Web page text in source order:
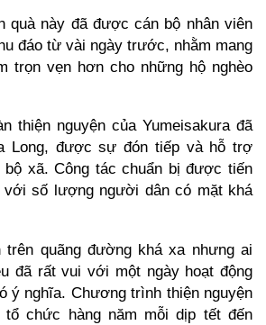
quà này đã được cán bộ nhân viên
đáo từ vài ngày trước, nhằm mang
trọn vẹn hơn cho những hộ nghèo
thiện nguyện của Yumeisakura đã
Long, được sự đón tiếp và hỗ trợ
bộ xã. Công tác chuẩn bị được tiến
với số lượng người dân có mặt khá
trên quãng đường khá xa nhưng ai
đã rất vui với một ngày hoạt động
ý nghĩa. Chương trình thiện nguyện
tổ chức hàng năm mỗi dịp tết đến